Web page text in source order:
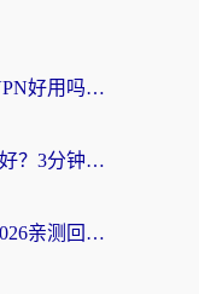
海外党选回国加速器：MalusVPN好用吗？和快帆VPN哪个好？附真实对比与避坑指南
海外党必看：迅游和雷霆哪个好？3分钟教你选对回国加速器，无缝刷国内剧玩手游
斧牛和biubiu好用吗？海外党2026亲测回国加速器指南，附番茄加速器深度体验